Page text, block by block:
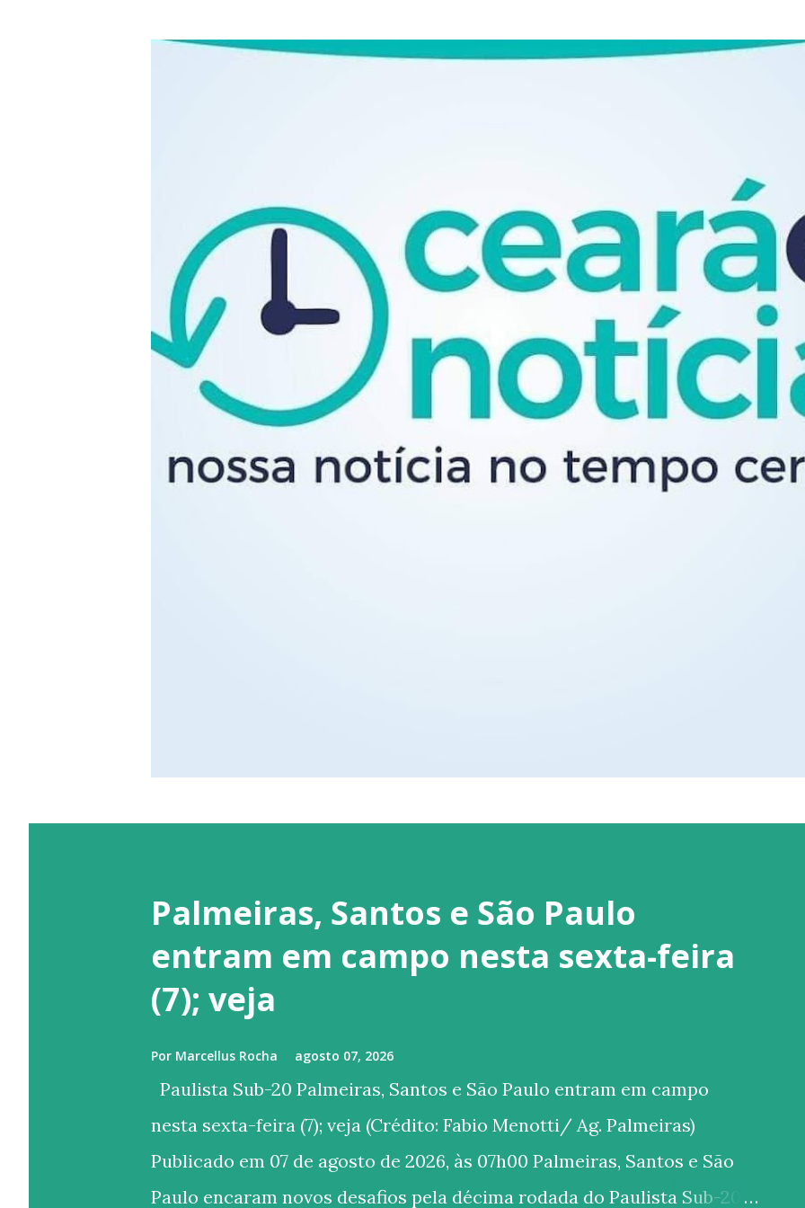
Palmeiras, Santos e São Paulo
entram em campo nesta sexta-feira
(7); veja
Por Marcellus Rocha agosto 07, 2026
Paulista Sub-20 Palmeiras, Santos e São Paulo entram em campo
nesta sexta-feira (7); veja (Crédito: Fabio Menotti/ Ag. Palmeiras)
Publicado em 07 de agosto de 2026, às 07h00 Palmeiras, Santos e São
Paulo encaram novos desafios pela décima rodada do Paulista Sub-20